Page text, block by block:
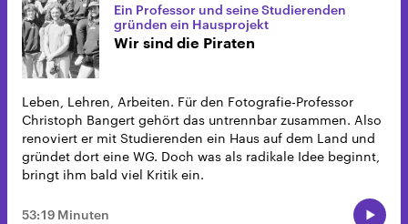
Ein Professor und seine Studierenden
gründen ein Hausprojekt
Wir sind die Piraten
Leben, Lehren, Arbeiten. Für den Fotografie-Professor
Christoph Bangert gehört das untrennbar zusammen. Also
renoviert er mit Studierenden ein Haus auf dem Land und
gründet dort eine WG. Doch was als radikale Idee beginnt,
bringt ihm bald viel Kritik ein.
53:19 Minuten